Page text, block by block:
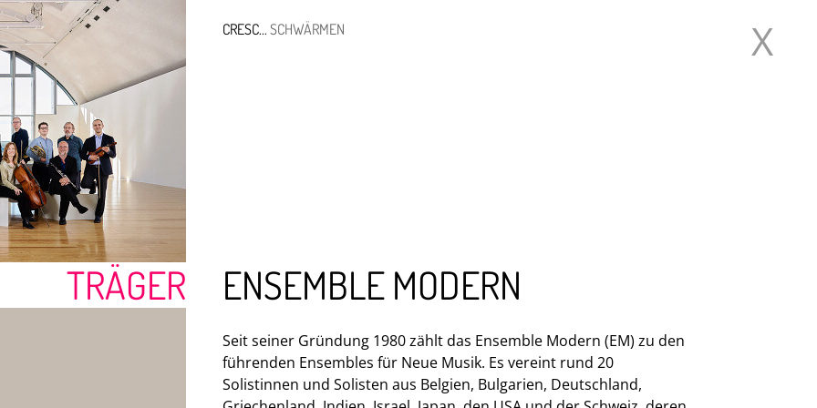
MODERN
TRÄGER
CRESC... SCHWÄRMEN
ENSEMBLE MODERN
Seit seiner Gründung 1980 zählt das Ensemble Modern (EM) zu den
führenden Ensembles für Neue Musik. Es vereint rund 20
Solistinnen und Solisten aus Belgien, Bulgarien, Deutschland,
X